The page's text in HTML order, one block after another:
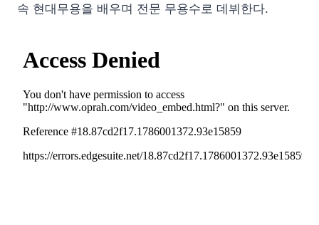
속 현대무용을 배우며 전문 무용수로 데뷔한다.